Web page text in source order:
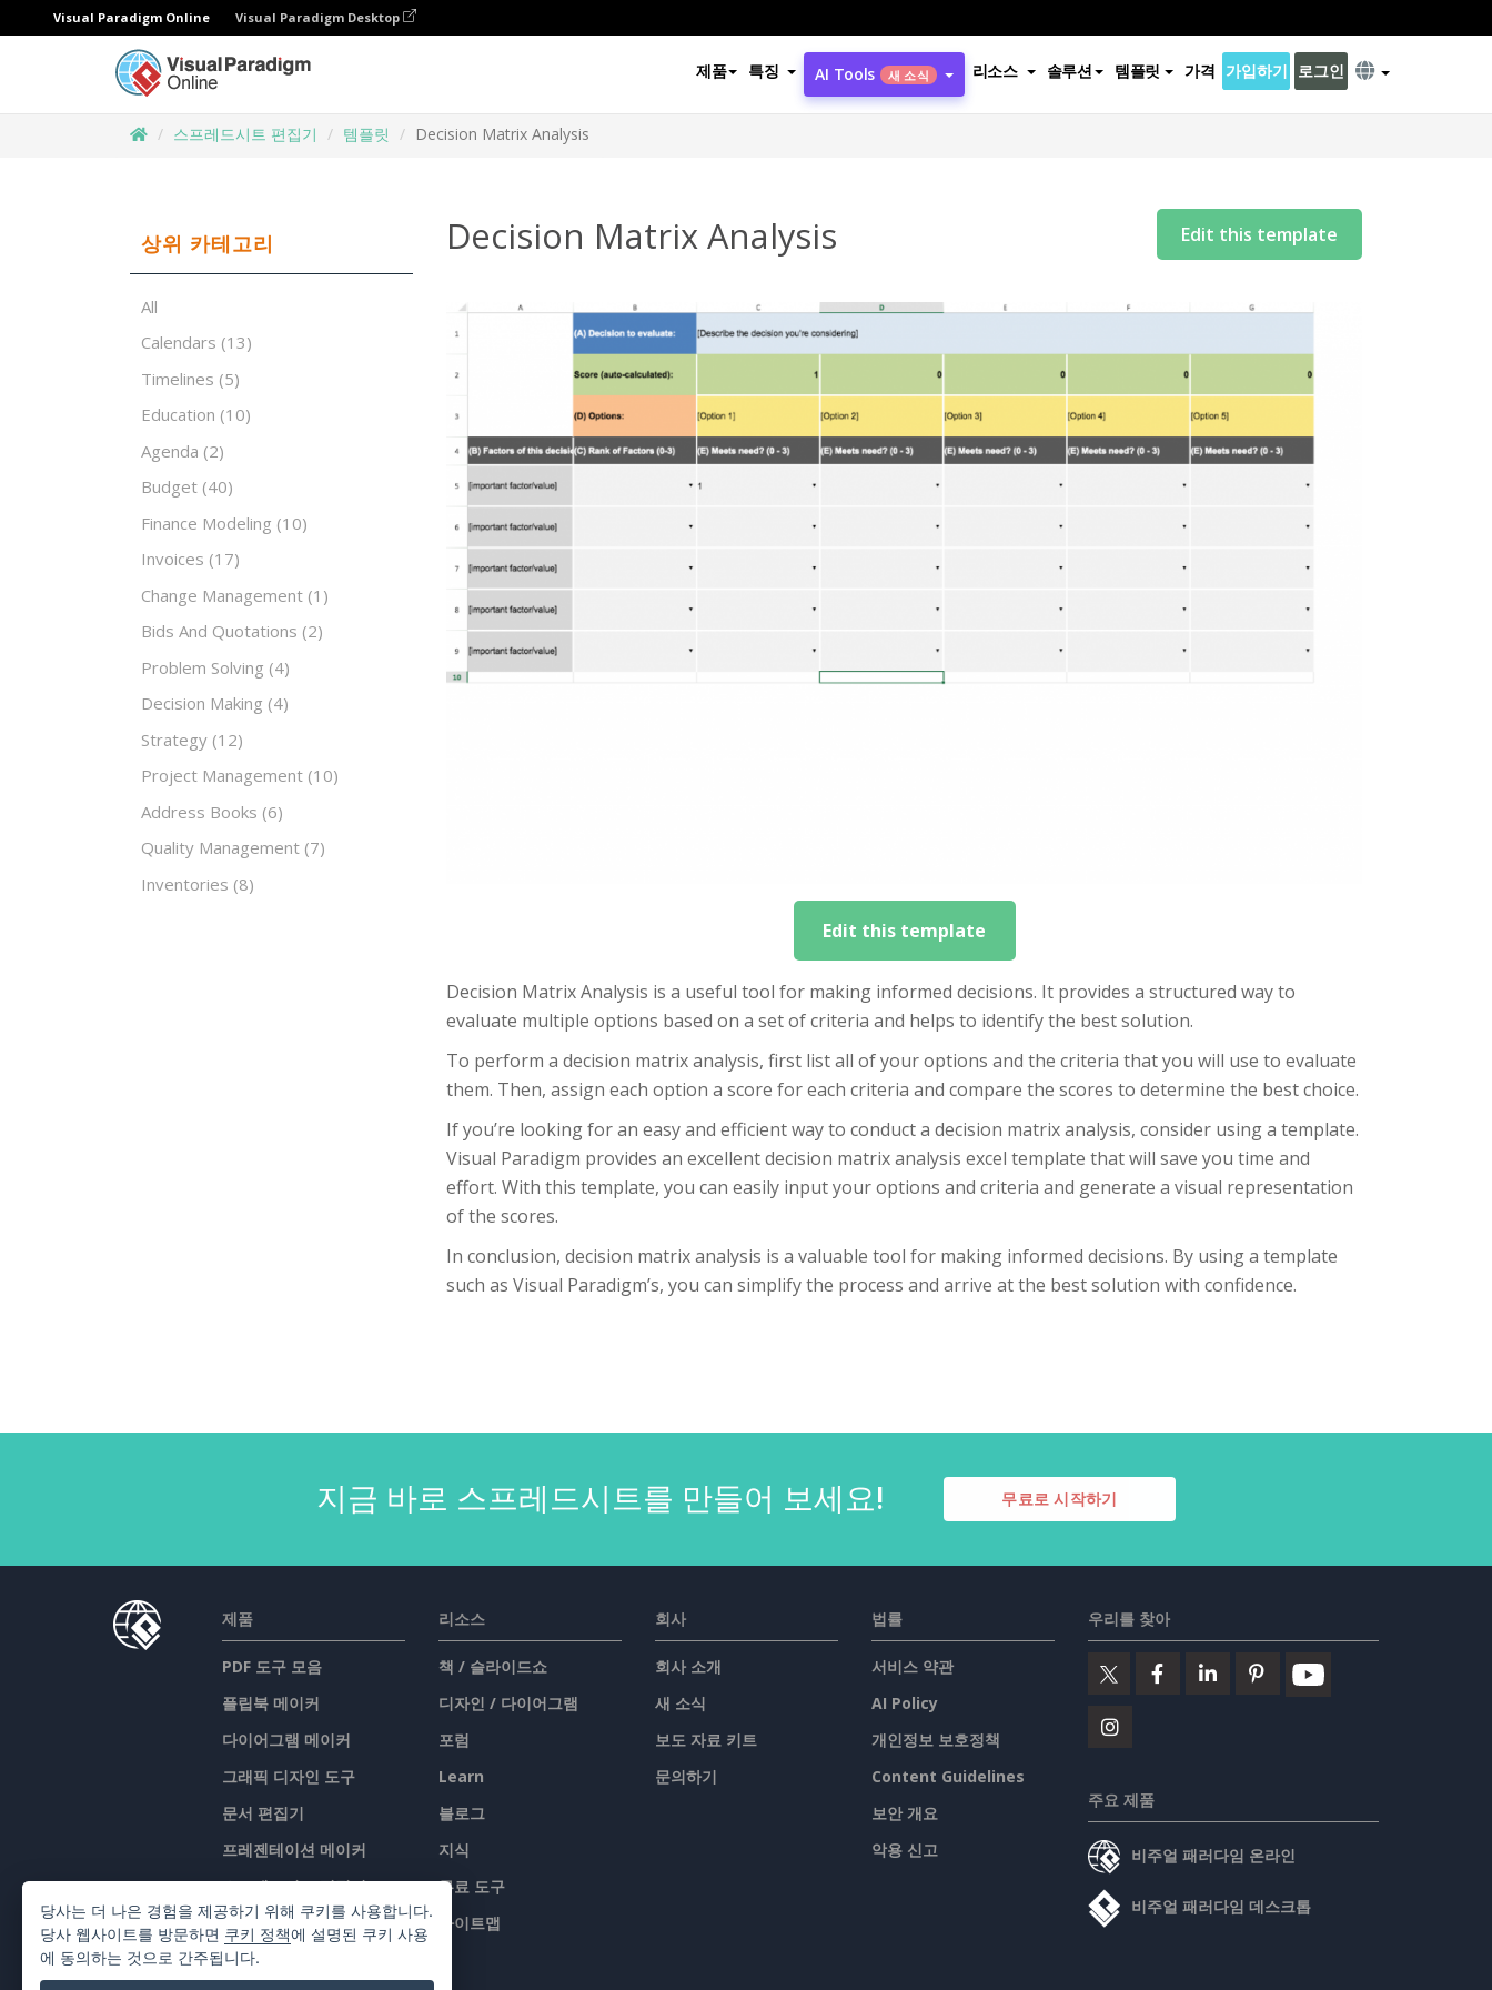
Visual Paradigm Online Visual Paradigm Desktop
제품 특징 AI Tools 새 소식 리소스 솔루션 템플릿 가격 가입하기 로그인
스프레드시트 편집기 템플릿 Decision Matrix Analysis
상위 카테고리
All
Calendars (13)
Timelines (5)
Education (10)
Agenda (2)
Budget (40)
Finance Modeling (10)
Invoices (17)
Change Management (1)
Bids And Quotations (2)
Problem Solving (4)
Decision Making (4)
Strategy (12)
Project Management (10)
Address Books (6)
Quality Management (7)
Inventories (8)
Decision Matrix Analysis Edit this template
Edit this template
Decision Matrix Analysis is a useful tool for making informed decisions. It provides a structured way to
evaluate multiple options based on a set of criteria and helps to identify the best solution.
To perform a decision matrix analysis, first list all of your options and the criteria that you will use to evaluate
them. Then, assign each option a score for each criteria and compare the scores to determine the best choice.
If you’re looking for an easy and efficient way to conduct a decision matrix analysis, consider using a template.
Visual Paradigm provides an excellent decision matrix analysis excel template that will save you time and
effort. With this template, you can easily input your options and criteria and generate a visual representation
of the scores.
In conclusion, decision matrix analysis is a valuable tool for making informed decisions. By using a template
such as Visual Paradigm’s, you can simplify the process and arrive at the best solution with confidence.
지금 바로 스프레드시트를 만들어 보세요! 무료로 시작하기
제품
PDF 도구 모음
플립북 메이커
다이어그램 메이커
그래픽 디자인 도구
문서 편집기
프레젠테이션 메이커
스프레드시트 편집기
가격 책정
리소스
책 / 슬라이드쇼
디자인 / 다이어그램
포럼
Learn
블로그
지식
무료 도구
사이트맵
회사
회사 소개
새 소식
보도 자료 키트
문의하기
법률
서비스 약관
AI Policy
개인정보 보호정책
Content Guidelines
보안 개요
악용 신고
우리를 찾아
주요 제품
비주얼 패러다임 온라인
비주얼 패러다임 데스크톱
당사는 더 나은 경험을 제공하기 위해 쿠키를 사용합니다.
당사 웹사이트를 방문하면 쿠키 정책에 설명된 쿠키 사용
에 동의하는 것으로 간주됩니다.